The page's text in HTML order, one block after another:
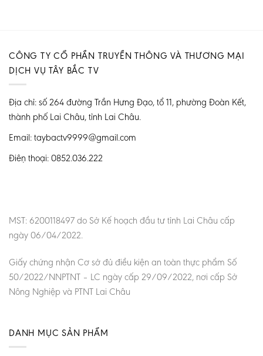
CÔNG TY CỔ PHẦN TRUYỀN THÔNG VÀ THƯƠNG MẠI
DỊCH VỤ TÂY BẮC TV
Địa chỉ: số 264 đường Trần Hưng Đạo, tổ 11, phường Đoàn Kết,
thành phố Lai Châu, tỉnh Lai Châu.
Email: taybactv9999@gmail.com
Điện thoại: 0852.036.222
MST: 6200118497 do Sở Kế hoạch đầu tư tỉnh Lai Châu cấp
ngày 06/04/2022.
Giấy chứng nhận Cơ sở đủ điều kiện an toàn thực phẩm Số
50/2022/NNPTNT – LC ngày cấp 29/09/2022, nơi cấp Sở
Nông Nghiệp và PTNT Lai Châu
DANH MỤC SẢN PHẨM